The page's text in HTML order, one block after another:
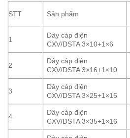
STT Sản phẩm
1
Dây cáp điện
CXV/DSTA 3×10+1×6
2
Dây cáp điện
CXV/DSTA 3×16+1×10
3
Dây cáp điện
CXV/DSTA 3×25+1×16
4
Dây cáp điện
CXV/DSTA 3×35+1×16